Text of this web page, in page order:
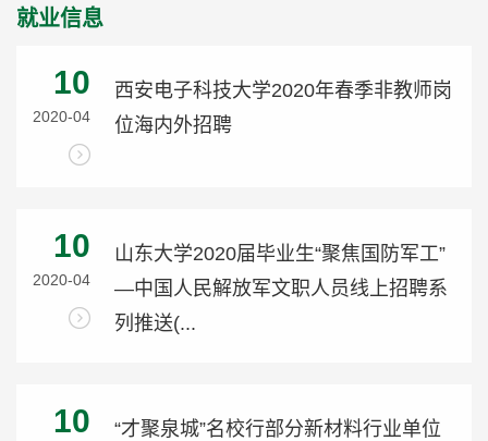
就业信息
10
2020-04
西安电子科技大学2020年春季非教师岗
位海内外招聘
10
2020-04
山东大学2020届毕业生“聚焦国防军工”
—中国人民解放军文职人员线上招聘系
列推送(...
10
“才聚泉城”名校行部分新材料行业单位